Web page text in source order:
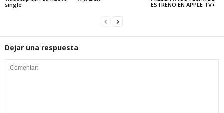
single
ESTRENO EN APPLE TV+
Dejar una respuesta